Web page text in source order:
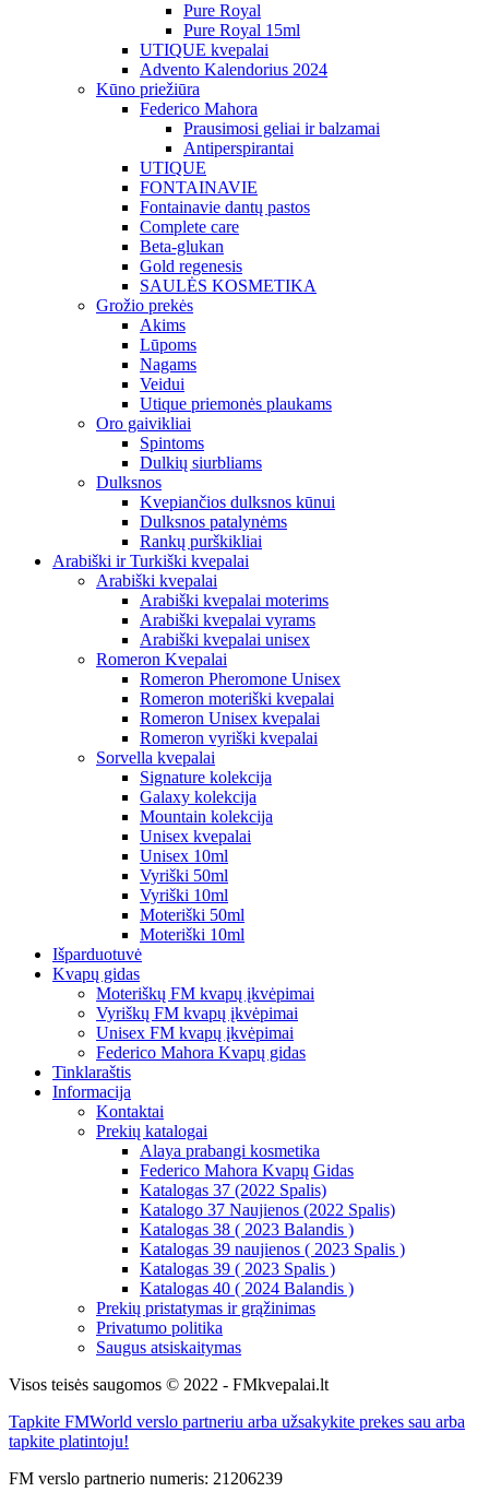
Pure Royal
Pure Royal 15ml
UTIQUE kvepalai
Advento Kalendorius 2024
Kūno priežiūra
Federico Mahora
Prausimosi geliai ir balzamai
Antiperspirantai
UTIQUE
FONTAINAVIE
Fontainavie dantų pastos
Complete care
Beta-glukan
Gold regenesis
SAULĖS KOSMETIKA
Grožio prekės
Akims
Lūpoms
Nagams
Veidui
Utique priemonės plaukams
Oro gaivikliai
Spintoms
Dulkių siurbliams
Dulksnos
Kvepiančios dulksnos kūnui
Dulksnos patalynėms
Rankų purškikliai
Arabiški ir Turkiški kvepalai
Arabiški kvepalai
Arabiški kvepalai moterims
Arabiški kvepalai vyrams
Arabiški kvepalai unisex
Romeron Kvepalai
Romeron Pheromone Unisex
Romeron moteriški kvepalai
Romeron Unisex kvepalai
Romeron vyriški kvepalai
Sorvella kvepalai
Signature kolekcija
Galaxy kolekcija
Mountain kolekcija
Unisex kvepalai
Unisex 10ml
Vyriški 50ml
Vyriški 10ml
Moteriški 50ml
Moteriški 10ml
Išparduotuvė
Kvapų gidas
Moteriškų FM kvapų įkvėpimai
Vyriškų FM kvapų įkvėpimai
Unisex FM kvapų įkvėpimai
Federico Mahora Kvapų gidas
Tinklaraštis
Informacija
Kontaktai
Prekių katalogai
Alaya prabangi kosmetika
Federico Mahora Kvapų Gidas
Katalogas 37 (2022 Spalis)
Katalogo 37 Naujienos (2022 Spalis)
Katalogas 38 ( 2023 Balandis )
Katalogas 39 naujienos ( 2023 Spalis )
Katalogas 39 ( 2023 Spalis )
Katalogas 40 ( 2024 Balandis )
Prekių pristatymas ir grąžinimas
Privatumo politika
Saugus atsiskaitymas
Visos teisės saugomos © 2022 - FMkvepalai.lt
Tapkite FMWorld verslo partneriu arba užsakykite prekes sau arba
tapkite platintoju!
FM verslo partnerio numeris: 21206239